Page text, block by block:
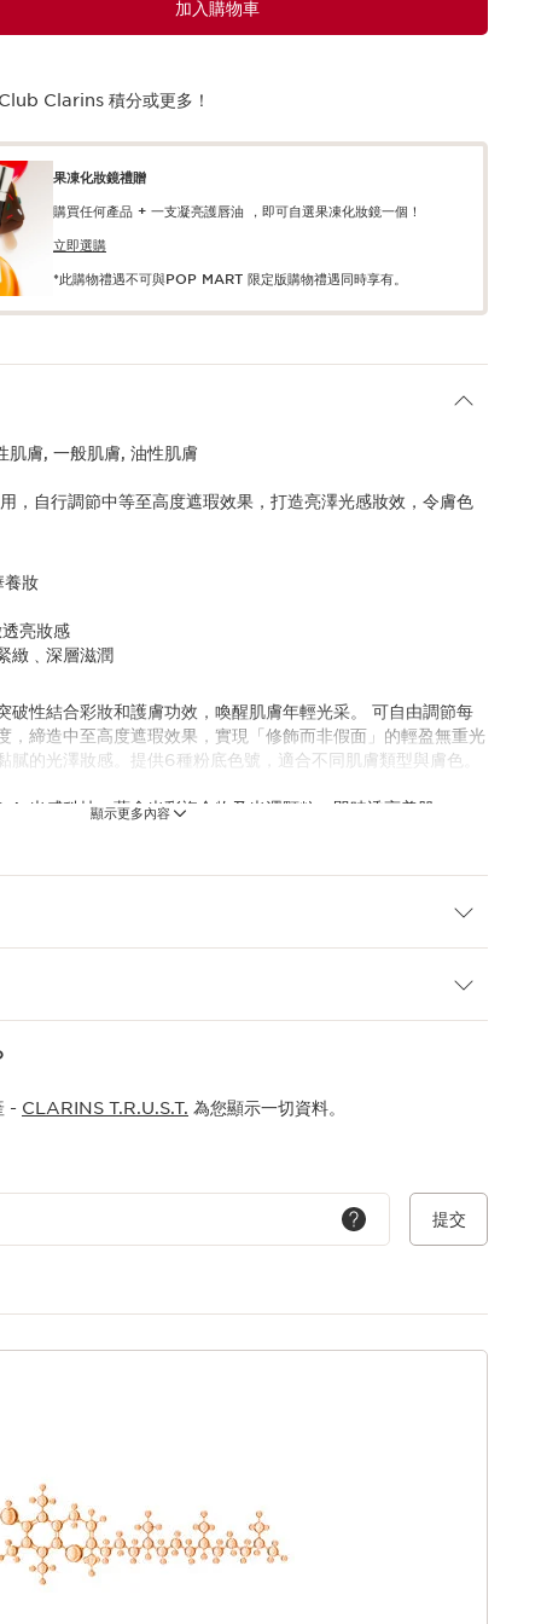
加入購物車
Clarins 積分或更多！
果凍化妝鏡禮贈
購買任何產品 + 一支凝亮護唇油 ，即可自選果凍化妝鏡一個！
立即選購
*此購物禮遇不可與POP MART 限定版購物禮遇同時享有。
顯示更多內容
肌膚, 一般肌膚, 油性肌膚
，自行調節中等至高度遮瑕效果，打造亮澤光感妝效，令膚色
妝
亮妝感
緻﹑深層滋潤
破性結合彩妝和護膚功效，喚醒肌膚年輕光采。 可自由調節每
，締造中至高度遮瑕效果，實現「修飾而非假面」的輕盈無重光
膩的光澤妝感。提供6種粉底色號，適合不同肌膚類型與膚色。
光感科技，蘊含光彩複合物及光澤顆粒，即時透亮美肌。
術，蘊含14種高效活性成分，帶來前所未有的護膚功效*：5種
材料。
雙管科技，以2：1黃金比例融合粉底及精華。兩種質地在使用前
識，將高效植物萃取*融入彩妝，真正成就化妝同時養膚。*指
- CLARINS T.R.U.S.T. 為您顯示一切資料。
提交